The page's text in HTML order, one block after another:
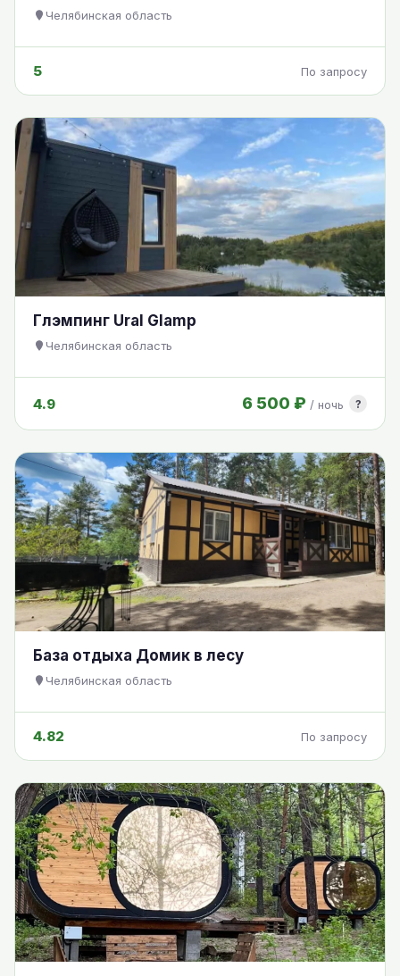
Челябинская область
5 По запросу
Глэмпинг Ural Glamp
Челябинская область
4.9 6 500 ₽ / ночь ?
База отдыха Домик в лесу
Челябинская область
4.82 По запросу